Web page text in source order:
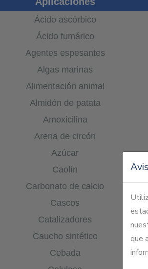
que
Ácido ascórbico
Ácido fumárico
Agentes espesantes
Algas marinas
Alimentación animal
Almidón de patata
Amoxicilina
Arena de circón
Azúcar
Caolín
Carbonato de calcio
Cascos
Catalizadores
Caucho sintético
Cebada